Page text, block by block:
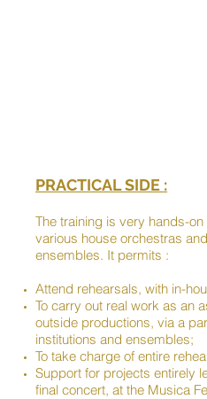
PRACTICAL SIDE :
The training is very hands-
various house orchestras
ensembles. It permits :
Attend rehearsals, with in-
To carry out real work as an
outside productions, via a
institutions and ensembles;
To take charge of entire
Support for projects entirely
final concert, at the Musica